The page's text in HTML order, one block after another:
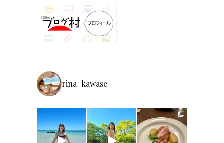
rina_kawase